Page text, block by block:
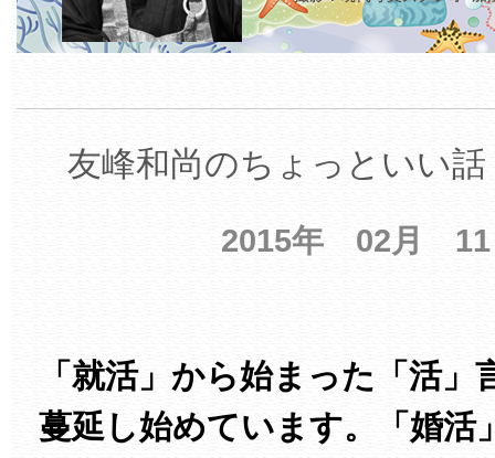
友峰和尚のちょっといい
2015年 02月
「就活」から始まった「活
蔓延し始めています。「婚活